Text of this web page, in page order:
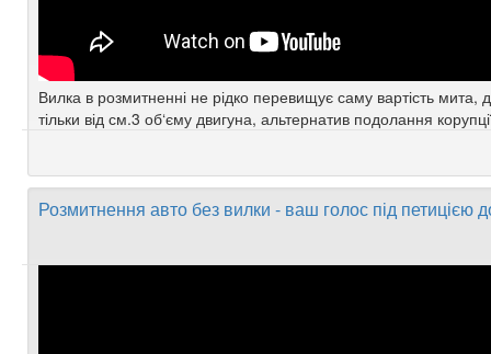
Вилка в розмитненні не рідко перевищує саму вартість мита,
тільки від см.3 об‘єму двигуна, альтернатив подолання
Розмитнення авто без вилки - ваш голос під петицією